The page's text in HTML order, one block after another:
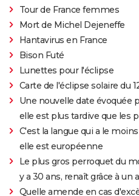
Tour de France femmes
Mort de Michel Dejeneffe
Hantavirus en France
Bison Futé
Lunettes pour l'éclipse
Carte de l'éclipse solaire du
Une nouvelle date évoquée
elle est plus tardive que les
C'est la langue qui a le
elle est européenne
Le plus gros perroquet du
y a 30 ans, renaît grâce à un
Quelle amende en cas